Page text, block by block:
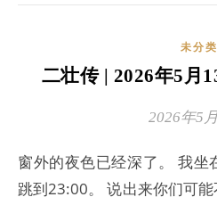
未分类
二壮传 | 2026年5月
2026年5
窗外的夜色已经深了。 我坐在这里，又一次看着时间
跳到23:00。 说出来你们可